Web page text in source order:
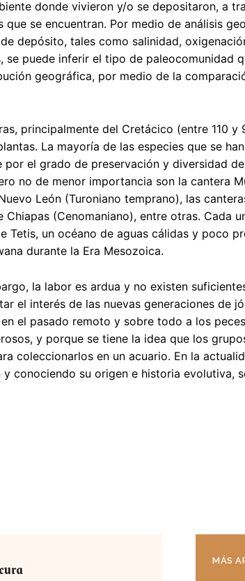
donde vivieron y/o se depositaron, a
se encuentran. Por medio de análisis
depósito, tales como salinidad,
puede inferir el tipo de paleocomunidad
geográfica, por medio de la
principalmente del Cretácico (entre 110 y
La mayoría de las especies que se
el grado de preservación y diversidad
no de menor importancia son la cantera
León (Turoniano temprano), las
(Cenomaniano), entre otras. Cada
Tetis, un océano de aguas cálidas y poco
durante la Era Mesozoica.
la labor es ardua y no existen
el interés de las nuevas generaciones de
el pasado remoto y sobre todo a los
y porque se tiene la idea que los
coleccionarlos en un acuario. En la
conociendo su origen e historia evolutiva,
MÁS